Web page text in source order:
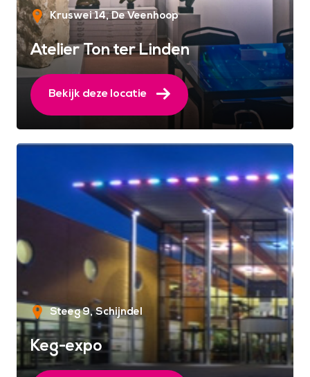
Kruswei 14 De Veenhoop
Atelier Ton ter Linden
Bekijk deze locatie
Steeg 9 Schijndel
Keg-expo